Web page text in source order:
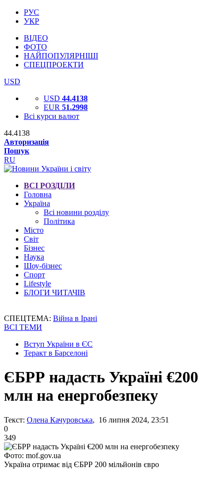
РУС
УКР
ВІДЕО
ФОТО
НАЙПОПУЛЯРНІШІ
СПЕЦПРОЕКТИ
USD
USD 44.4138
EUR 51.2998
Всі курси валют
44.4138
Авторизація
Пошук
RU
ВСІ РОЗДІЛИ
Головна
Україна
Всі новини розділу
Політика
Місто
Світ
Бізнес
Наука
Шоу-бізнес
Спорт
Lifestyle
БЛОГИ ЧИТАЧІВ
СПЕЦТЕМА: Війна в Ірані
ВСІ ТЕМИ
Вступ України в ЄС
Теракт в Барселоні
ЄБРР надасть Україні €200
млн на енергобезпеку
Текст: Олена Качуровська, 16 липня 2024, 23:51
0
349
Фото: mof.gov.ua
Україна отримає від ЄБРР 200 мільйонів євро